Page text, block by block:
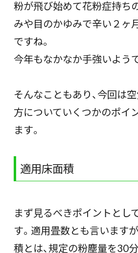
粉が飛び始めて花粉症持ち
みや目のかゆみで辛い２ヶ
ですね。
今年もなかなか手強いよう
そんなこともあり、今回は
方についていくつかのポイ
ます。
適用床面積
まず見るべきポイントとし
す。適用畳数とも言います
積とは、規定の粉塵量を30